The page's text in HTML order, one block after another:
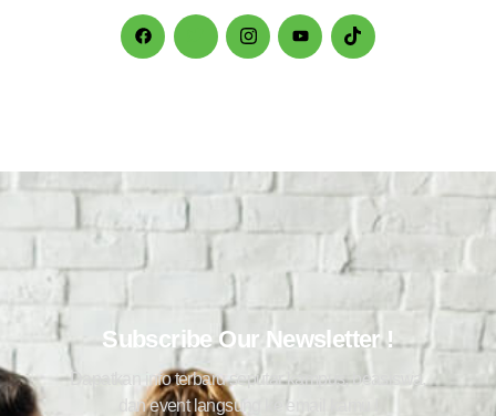
Subscribe Our Newsletter !
Dapatkan info terbaru seputar kampus, beasiswa,
dan event langsung ke email kamu !